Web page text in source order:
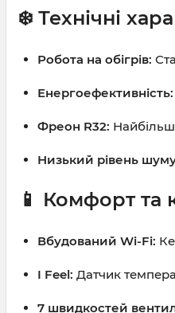
❄️ Технічні
Робота на обігрів:
Енергоефективність:
Фреон R32:
Низький рівень
📱 Комфорт та
Вбудований Wi-Fi:
I Feel: Датчик
7 швидкостей